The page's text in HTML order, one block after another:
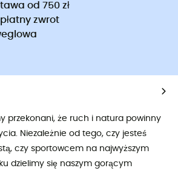
od 750 zł
zwrot
przekonani, że ruch i natura powinny
Niezależnie od tego, czy jesteś
czy sportowcem na najwyższym
dzielimy się naszym gorącym